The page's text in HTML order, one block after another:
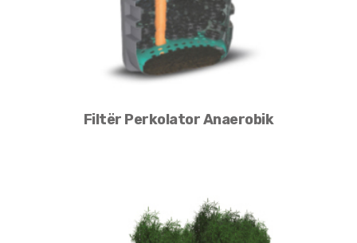
Filtër Perkolator Anaerobik